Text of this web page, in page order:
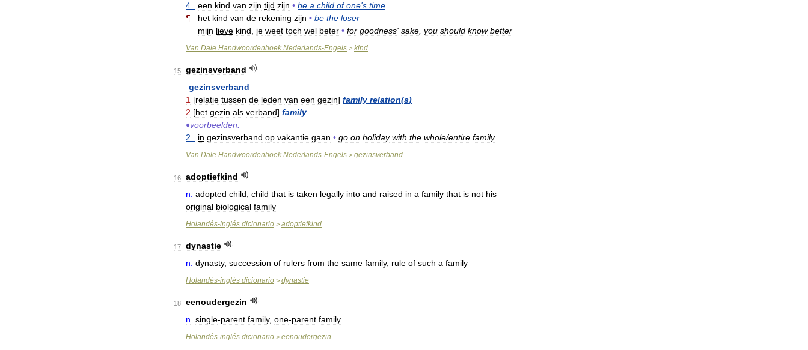
4
een kind van zijn tijd zijn • be a child of one's time
¶ het kind van de rekening zijn • be the loser
mijn lieve kind je weet toch wel beter • for goodness' sake you should know better
Van Dale Handwoordenboek Nederlands-Engels > kind
15
gezinsverband
gezinsverband
1 [relatie tussen de leden van een gezin] family relation(s)
2 [het gezin als verband] family
♦voorbeelden:
2
in gezinsverband op vakantie gaan • go on holiday with the whole/entire family
Van Dale Handwoordenboek Nederlands-Engels > gezinsverband
16
adoptiefkind
n adopted child child that is taken legally into and raised in a family that is not his
original biological family
Holandés-inglés dicionario > adoptiefkind
17
dynastie
n dynasty, succession of rulers from the same family, rule of such a family
Holandés-inglés dicionario > dynastie
18
eenoudergezin
n single-parent family, one-parent family
Holandés-inglés dicionario > eenoudergezin